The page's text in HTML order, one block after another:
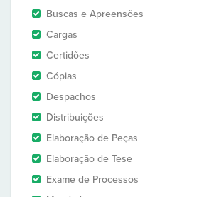
Buscas e Apreensões
Cargas
Certidões
Cópias
Despachos
Distribuições
Elaboração de Peças
Elaboração de Tese
Exame de Processos